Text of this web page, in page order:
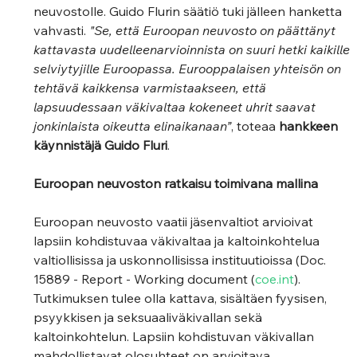
neuvostolle. Guido Flurin säätiö tuki jälleen hanketta
vahvasti. "Se, että Euroopan neuvosto on päättänyt
kattavasta uudelleenarvioinnista on suuri hetki kaikille
selviytyjille Euroopassa. Eurooppalaisen yhteisön on
tehtävä kaikkensa varmistaakseen, että
lapsuudessaan väkivaltaa kokeneet uhrit saavat
jonkinlaista oikeutta elinaikanaan”, toteaa hankkeen
käynnistäjä Guido Fluri.
Euroopan neuvoston ratkaisu toimivana mallina
Euroopan neuvosto vaatii jäsenvaltiot arvioivat
lapsiin kohdistuvaa väkivaltaa ja kaltoinkohtelua
valtiollisissa ja uskonnollisissa instituutioissa (Doc.
15889 - Report - Working document (coe.int).
Tutkimuksen tulee olla kattava, sisältäen fyysisen,
psyykkisen ja seksuaaliväkivallan sekä
kaltoinkohtelun. Lapsiin kohdistuvan väkivallan